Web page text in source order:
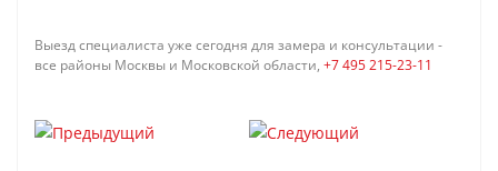
Выезд специалиста уже сегодня для замера и консультации -
все районы Москвы и Московской области, +7 495 215-23-11